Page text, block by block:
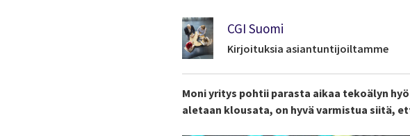
CGI Suomi
Kirjoituksia asiantuntijoiltamme
Moni yritys pohtii parasta aikaa tekoälyn
aletaan klousata, on hyvä varmistua siitä,